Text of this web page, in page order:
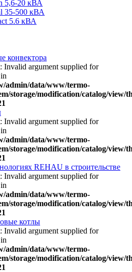
5,6-20 кВА
35-500 кВА
5.6 кВА
конвектора
: Invalid argument supplied for
admin/data/www/termo-
storage/modification/catalog/view/
: Invalid argument supplied for
admin/data/www/termo-
storage/modification/catalog/view/
REHAU в строительстве
: Invalid argument supplied for
admin/data/www/termo-
storage/modification/catalog/view/
котлы
: Invalid argument supplied for
admin/data/www/termo-
storage/modification/catalog/view/